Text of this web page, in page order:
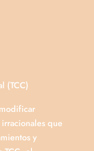
(TCC)
que
y